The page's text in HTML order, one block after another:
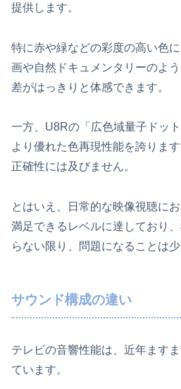
提供します。
特に赤や緑などの彩度の高い色
画や自然ドキュメンタリーのよ
差がはっきりと体感できます。
一方、U8Rの「広色域量子ドッ
より優れた色再現性能を誇りま
正確性には及びません。
とはいえ、日常的な映像視聴に
満足できるレベルに達しており
らない限り、問題になることは少
サウンド構成の違い
テレビの音響性能は、近年ます
ています。